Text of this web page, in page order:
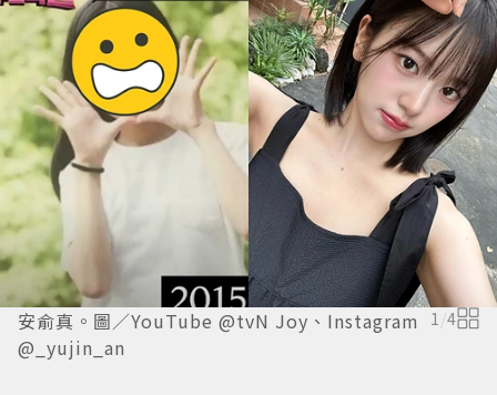
安俞真。圖／YouTube @tvN Joy、Instagram
@_yujin_an
1/4